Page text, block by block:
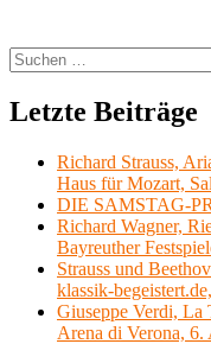
Suchen
nach:
Letzte Beiträge
Richard Strauss,
Haus für Mozart,
DIE SAMSTAG-
Richard Wagner,
Bayreuther
Strauss und
klassik-
Giuseppe Verdi, La
Arena di Verona, 6.